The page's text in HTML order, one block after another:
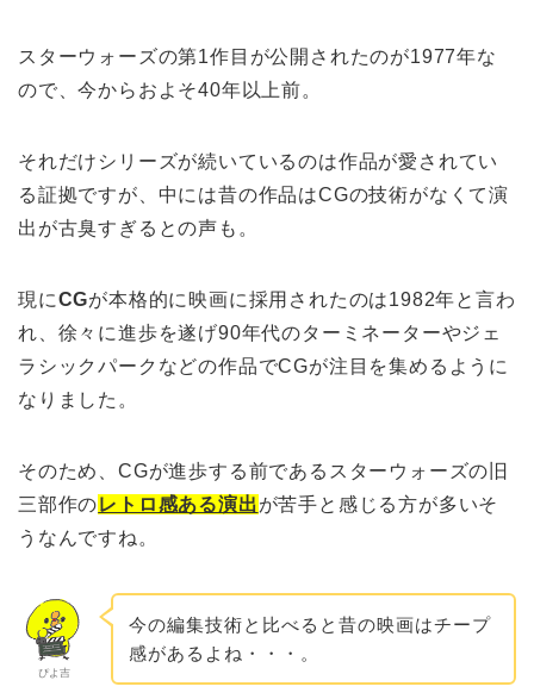
スターウォーズの第1作目が公開されたのが1977年な
ので、今からおよそ40年以上前。
それだけシリーズが続いているのは作品が愛されてい
る証拠ですが、中には昔の作品はCGの技術がなくて演
出が古臭すぎるとの声も。
現にCGが本格的に映画に採用されたのは1982年と言わ
れ、徐々に進歩を遂げ90年代のターミネーターやジェ
ラシックパークなどの作品でCGが注目を集めるように
なりました。
そのため、CGが進歩する前であるスターウォーズの旧
三部作のレトロ感ある演出が苦手と感じる方が多いそ
うなんですね。
ぴよ吉
今の編集技術と比べると昔の映画はチープ
感があるよね・・・。